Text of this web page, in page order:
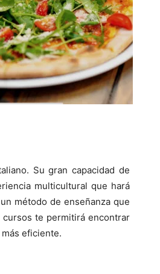
Su gran capacidad de
multicultural que hará
método de enseñanza que
cursos te permitirá encontrar
eficiente.